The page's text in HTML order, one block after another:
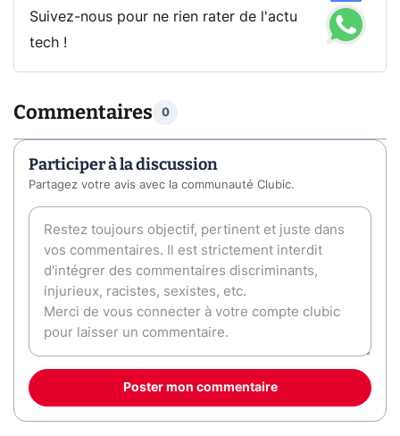
Suivez-nous pour ne rien rater de l'actu
tech !
Commentaires 0
Participer à la discussion
Partagez votre avis avec la communauté Clubic.
Poster mon commentaire